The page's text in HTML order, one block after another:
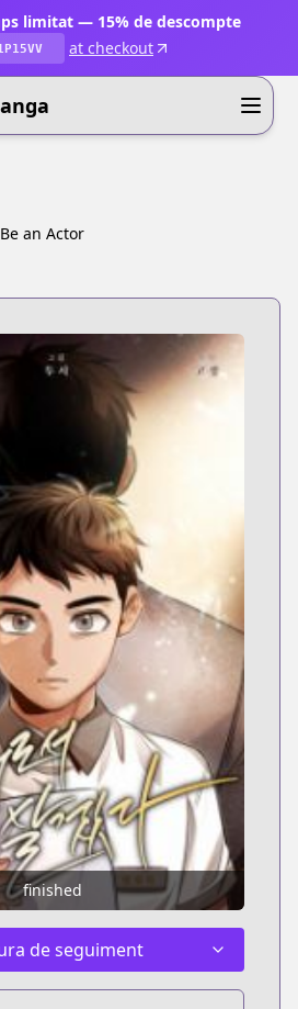
limitat — 15% de descompte
at checkout
an Actor
finished
de seguiment